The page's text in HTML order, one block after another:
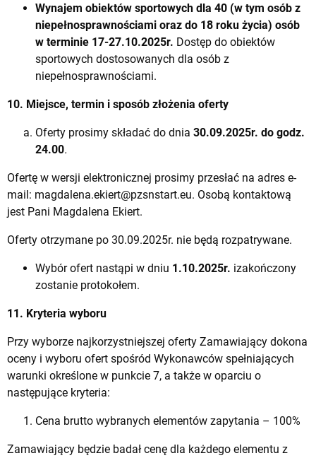
Wynajem obiektów sportowych dla 40 (w tym osób z
niepełnosprawnościami oraz do 18 roku życia) osób
w terminie 17-27.10.2025r. Dostęp do obiektów
sportowych dostosowanych dla osób z
niepełnosprawnościami.
10. Miejsce, termin i sposób złożenia oferty
Oferty prosimy składać do dnia 30.09.2025r. do godz.
24.00.
Ofertę w wersji elektronicznej prosimy przesłać na adres e-
mail: magdalena.ekiert@pzsnstart.eu. Osobą kontaktową
jest Pani Magdalena Ekiert.
Oferty otrzymane po 30.09.2025r. nie będą rozpatrywane.
Wybór ofert nastąpi w dniu 1.10.2025r. izakończony
zostanie protokołem.
11. Kryteria wyboru
Przy wyborze najkorzystniejszej oferty Zamawiający dokona
oceny i wyboru ofert spośród Wykonawców spełniających
warunki określone w punkcie 7, a także w oparciu o
następujące kryteria:
Cena brutto wybranych elementów zapytania – 100%
Zamawiający będzie badał cenę dla każdego elementu z